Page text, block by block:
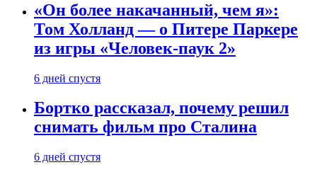
«Он более накачанный, чем я»:
Том Холланд — о Питере Паркере
из игры «Человек-паук 2»
6 дней спустя
Бортко рассказал, почему решил
снимать фильм про Сталина
6 дней спустя